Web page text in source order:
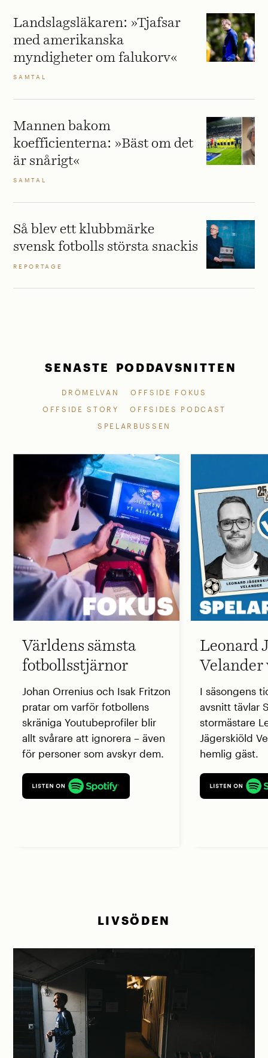
Landslagsläkaren: »Tjafsar
med amerikanska
myndigheter om falukorv«
SAMTAL
Mannen bakom
koefficienterna: »Bäst om det
är snårigt«
SAMTAL
Så blev ett klubbmärke
svensk fotbolls största snackis
REPORTAGE
SENASTE PODDAVSNITTEN
DRÖMELVAN
OFFSIDE FOKUS
OFFSIDE STORY
OFFSIDES PODCAST
SPELARBUSSEN
Världens sämsta
fotbollsstjärnor
Johan Orrenius och Isak Fritzon
pratar om varför fotbollens
skräniga Youtubeprofiler blir
allt svårare att ignorera – även
för personer som avskyr dem.
Leonard
Velander
I säsongens
avsnitt tävlar
stormästare
Jägerskiöld
hemlig gäst.
LIVSÖDEN